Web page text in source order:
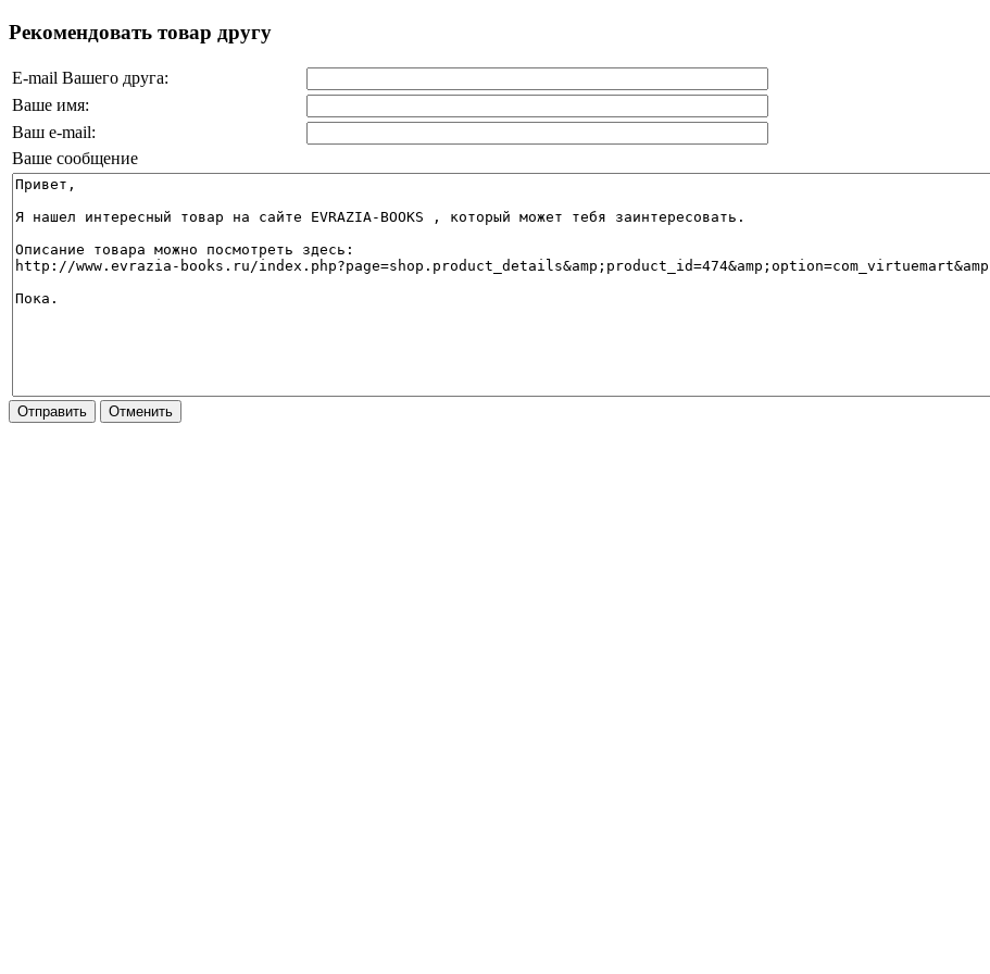
Рекомендовать товар другу
E-mail Вашего друга:
Ваше имя:
Ваш e-mail:
Ваше сообщение